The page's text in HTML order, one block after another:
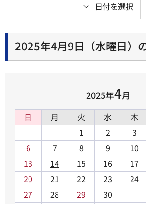
日付を選択
2025年4月9日（水曜日）
2025年4月
日 月 火 水 木
1
2 3
6
7 8 9 10
13
14 15 16 17
20
21 22 23 24
27
28 29 30